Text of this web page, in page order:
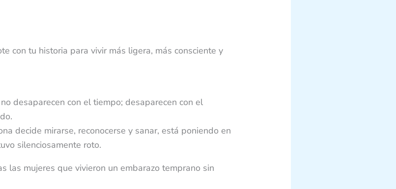
con tu historia para vivir más ligera, más consciente y
desaparecen con el tiempo; desaparecen con el
decide mirarse, reconocerse y sanar, está poniendo en
silenciosamente roto.
las mujeres que vivieron un embarazo temprano sin